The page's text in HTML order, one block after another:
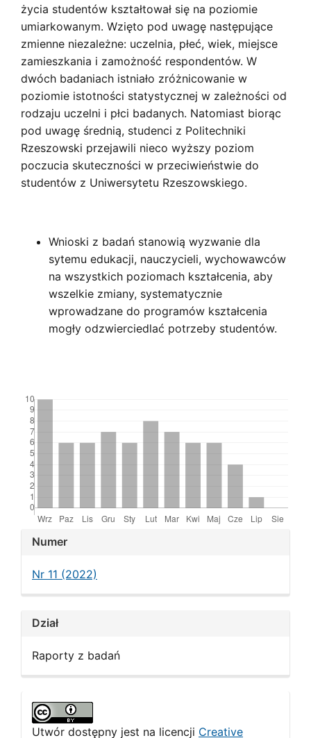
życia studentów kształtował się na poziomie
umiarkowanym. Wzięto pod uwagę następujące
zmienne niezależne: uczelnia, płeć, wiek, miejsce
zamieszkania i zamożność respondentów. W
dwóch badaniach istniało zróżnicowanie w
poziomie istotności statystycznej w zależności od
rodzaju uczelni i płci badanych. Natomiast biorąc
pod uwagę średnią, studenci z Politechniki
Rzeszowski przejawili nieco wyższy poziom
poczucia skuteczności w przeciwieństwie do
studentów z Uniwersytetu Rzeszowskiego.
Wnioski z badań stanowią wyzwanie dla
sytemu edukacji, nauczycieli, wychowawców
na wszystkich poziomach kształcenia, aby
wszelkie zmiany, systematycznie
wprowadzane do programów kształcenia
mogły odzwierciedlać potrzeby studentów.
Article
Numer
Nr 11 (2022)
Dział
Raporty z badań
Utwór dostępny jest na licencji Creative